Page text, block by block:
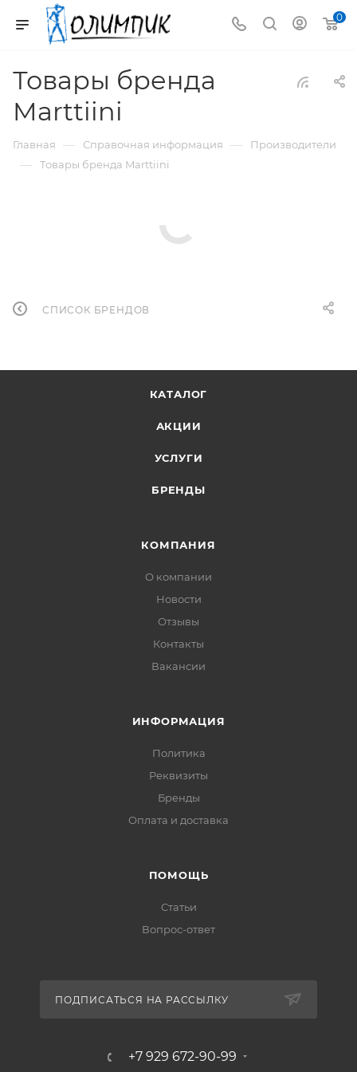
0
Товары бренда
Marttiini
Главная — Справочная информация — Производители
— Товары бренда Marttiini
СПИСОК БРЕНДОВ
КАТАЛОГ
АКЦИИ
УСЛУГИ
БРЕНДЫ
КОМПАНИЯ
О компании
Новости
Отзывы
Контакты
Вакансии
ИНФОРМАЦИЯ
Политика
Реквизиты
Бренды
Оплата и доставка
ПОМОЩЬ
Статьи
Вопрос-ответ
ПОДПИСАТЬСЯ НА РАССЫЛКУ
+7 929 672-90-99